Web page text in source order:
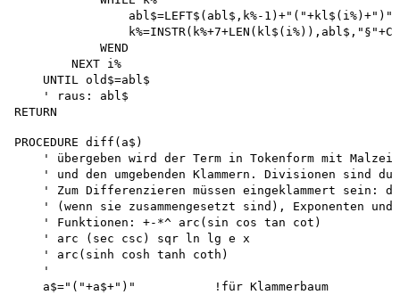
abl$=LEFT$(abl$,k%-
            WEND
        NEXT i%
    UNTIL old$=abl$
    ' raus: abl$
PROCEDURE diff(a$)
' übergeben wird der Term in Tokenform mit
' und den umgebenden Klammern. Divisionen sind
' Zum Differenzieren müssen eingeklammert sein:
' (wenn sie zusammengesetzt sind), Exponenten und
    ' Funktionen: +-*^ arc(sin cos tan cot)
    ' arc (sec csc) sqr ln lg e x
    ' arc(sinh cosh tanh coth)
    '
    a$="("+a$+")"           !für Klammerbaum